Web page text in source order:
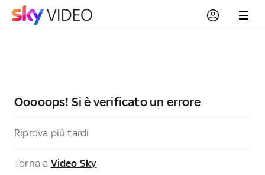
Ooooops! Si è verificato un errore
Riprova più tardi
Torna a Video Sky